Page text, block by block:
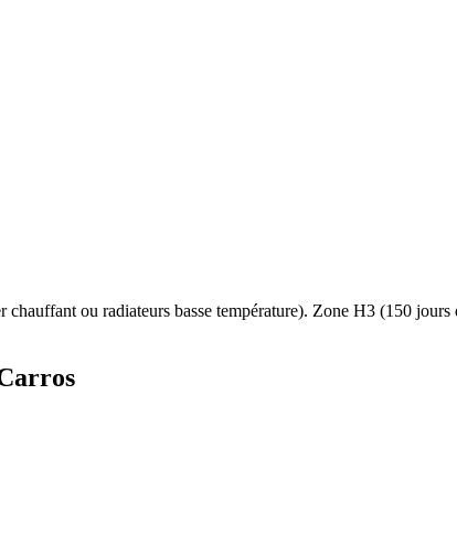
chauffant ou radiateurs basse température). Zone H3 (150 jours